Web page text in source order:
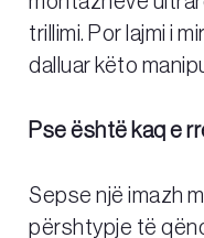
trillimi. Por lajmi i
dalluar këto
Pse është kaq e
Sepse një imazh
përshtypje të